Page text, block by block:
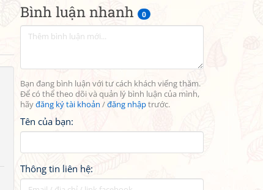
Bình luận nhanh 0
Bạn đang bình luận với tư cách khách viếng thăm.
Để có thể theo dõi và quản lý bình luận của mình,
hãyđăng ký tài khoản /đăng nhậptrước.
Tên của bạn:
Thông tin liên hệ: